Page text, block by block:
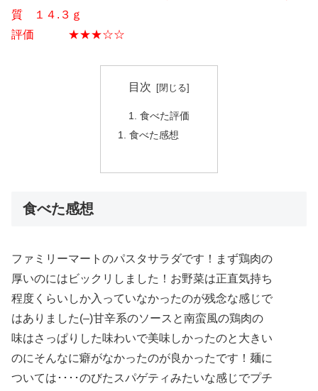
質 １４.３ｇ
評価 ★★★☆☆
目次
食べた評価
食べた感想
食べた感想
ファミリーマートのパスタサラダです！まず鶏肉の
厚いのにはビックリしました！お野菜は正直気持ち
程度くらいしか入っていなかったのが残念な感じで
はありました(–)甘辛系のソースと南蛮風の鶏肉の
味はさっぱりした味わいで美味しかったのと大きい
のにそんなに癖がなかったのが良かったです！麺に
ついては････のびたスパゲティみたいな感じでプチ